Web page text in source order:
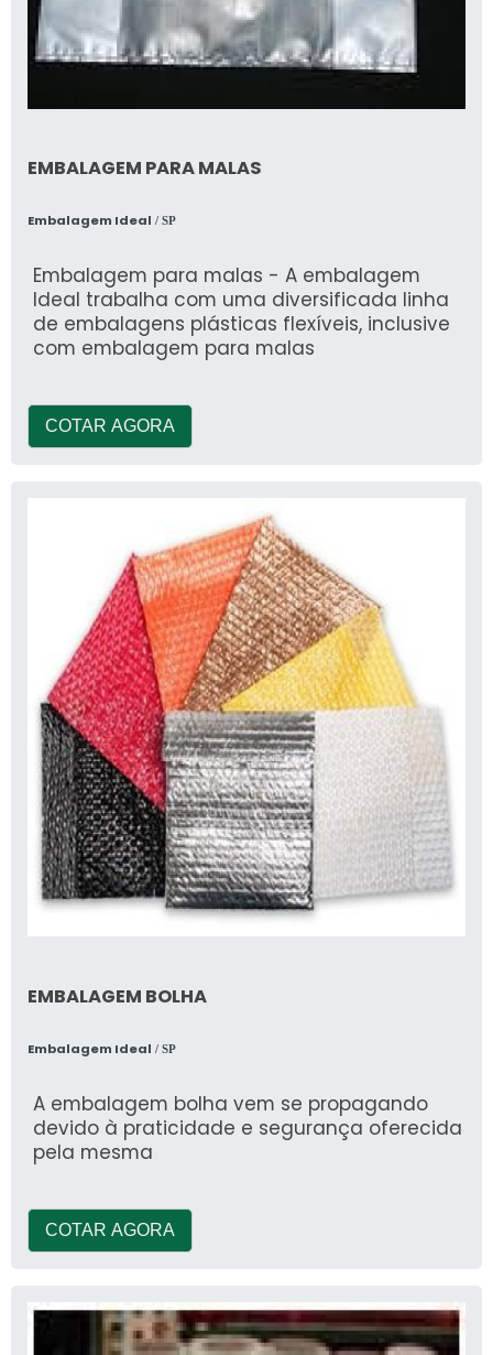
EMBALAGEM PARA MALAS
Embalagem Ideal / SP
Embalagem para malas - A embalagem
Ideal trabalha com uma diversificada linha
de embalagens plásticas flexíveis, inclusive
com embalagem para malas
COTAR AGORA
EMBALAGEM BOLHA
Embalagem Ideal / SP
A embalagem bolha vem se propagando
devido à praticidade e segurança oferecida
pela mesma
COTAR AGORA